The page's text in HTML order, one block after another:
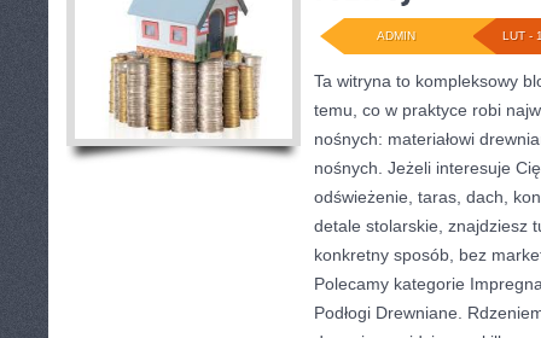
LUT -
ADMIN
Ta witryna to kompleksowy
temu, co w praktyce robi
nośnych: materiałowi
nośnych. Jeżeli interesuje
odświeżenie, taras, dach,
detale stolarskie, znajdziesz
konkretny sposób, bez
Polecamy kategorie
Podłogi Drewniane.